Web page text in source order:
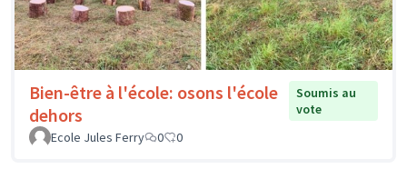
Bien-être à l'école: osons l'école
dehors
Soumis au
vote
Ecole Jules Ferry
0 0